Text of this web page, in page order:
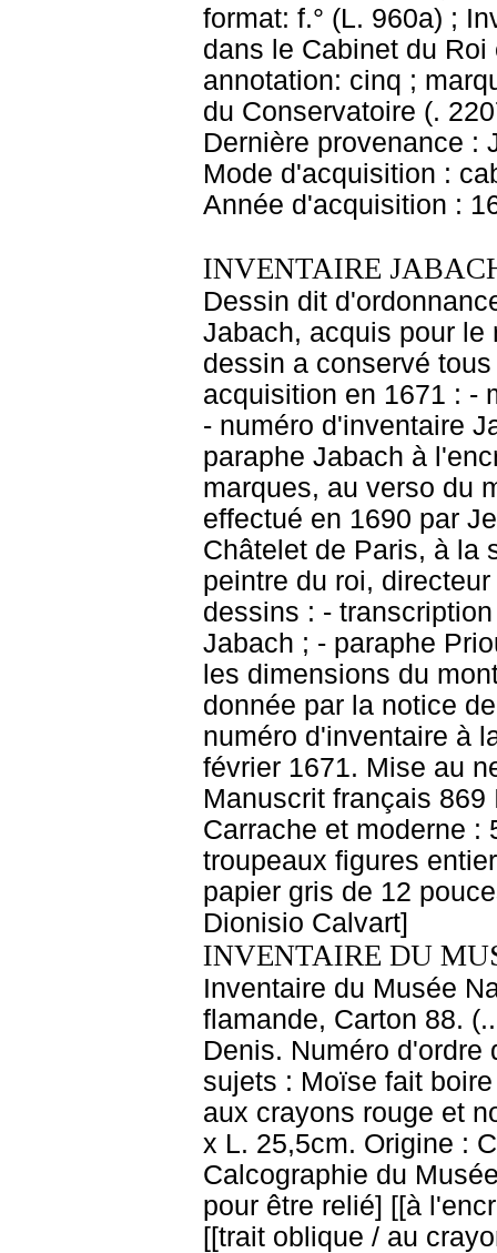
format: f.° (L. 960a) ;
dans le Cabinet du
annotation: cinq ;
du Conservatoire (.
Dernière provenance :
Mode d'acquisition :
Année d'acquisition :
INVENTAIRE
Dessin dit
Jabach, acquis pour le
dessin a conservé
acquisition en 1671 : -
- numéro d'inventaire
paraphe Jabach à
marques, au verso du
effectué en 1690 par
Châtelet de Paris, à la
peintre du roi,
dessins : -
Jabach ; - paraphe
les dimensions du
donnée par la notice
numéro d'inventaire à
février 1671. Mise au
Manuscrit français
Carrache et moderne :
troupeaux figures
papier gris de 12
Dionisio Calvart]
INVENTAIRE DU
Inventaire du Musée
flamande, Carton 88.
Denis. Numéro
sujets : Moïse fait
aux crayons rouge et
x L. 25,5cm. Origine :
Calcographie du
pour être relié] [[à
[[trait oblique / au